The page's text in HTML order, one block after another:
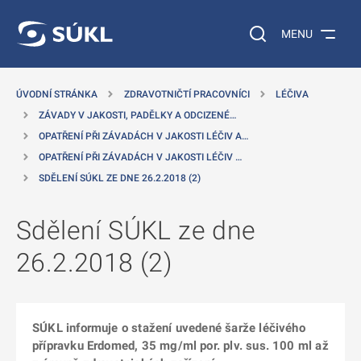
Vyhledávání na
MENU
ÚVODNÍ STRÁNKA ZDRAVOTNIČTÍ PRACOVNÍCI
LÉČIVA
ZÁVADY V JAKOSTI, PADĚLKY A ODCIZENÉ…
OPATŘENÍ PŘI ZÁVADÁCH V JAKOSTI LÉČIV A…
OPATŘENÍ PŘI ZÁVADÁCH V JAKOSTI LÉČIV …
SDĚLENÍ SÚKL ZE DNE 26.2.2018 (2)
Sdělení SÚKL ze dne
26.2.2018 (2)
SÚKL informuje o stažení uvedené šarže léčivého
přípravku Erdomed, 35 mg/ml por. plv. sus. 100 ml až